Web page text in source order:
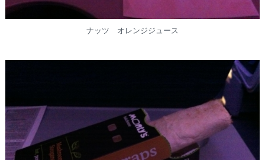
ナッツ オレンジジュース